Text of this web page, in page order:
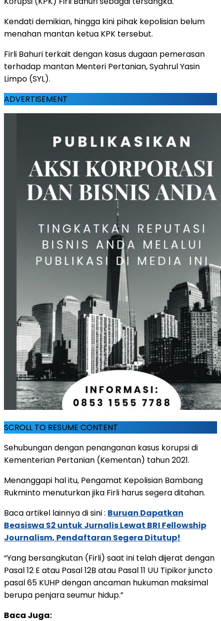
Kendati demikian, hingga kini pihak kepolisian belum
menahan mantan ketua KPK tersebut.
Firli Bahuri terkait dengan kasus dugaan pemerasan
terhadap mantan Menteri Pertanian, Syahrul Yasin
Limpo (SYL).
ADVERTISEMENT
SCROLL TO RESUME CONTENT
Sehubungan dengan penanganan kasus korupsi di
Kementerian Pertanian (Kementan) tahun 2021.
Menanggapi hal itu, Pengamat Kepolisian Bambang
Rukminto menuturkan jika Firli harus segera ditahan.
Baca artikel lainnya di sini : Buruan Dapatkan
Beasiswa S2 untuk Jurnalis Lewat BRI Fellowship
Journalism, Pendaftaran Segera Ditutup!
“Yang bersangkutan (Firli) saat ini telah dijerat dengan
Pasal 12 E atau Pasal 12B atau Pasal 11 UU Tipikor juncto
pasal 65 KUHP dengan ancaman hukuman maksimal
berupa penjara seumur hidup.”
Baca Juga: